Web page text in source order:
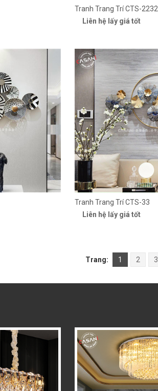
Tranh Trang Trí CTS-2232
Liên hệ lấy giá tốt
Tranh Trang Trí CTS-33
Liên hệ lấy giá tốt
Trang: 1 2 3